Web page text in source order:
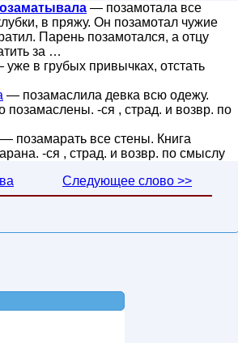
— позамотала все
в пряжу. Он позамотал чужие
Парень позамотался, а отцу
за …
в грубых привычках, отстать
— позамаслила девка всю одежу.
позамаслены. -ся , страд. и возвр. по
— позамарать все стены. Книга
-ся , страд. и возвр. по смыслу
Следующее слово >>